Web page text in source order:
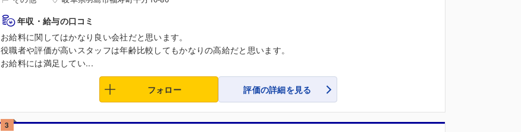
年収・給与の口コミ
お給料に関してはかなり良い会社だと思います。
役職者や評価が高いスタッフは年齢比較してもかなりの高給だと思います。
お給料には満足してい...
フォロー 評価の詳細を見る
3